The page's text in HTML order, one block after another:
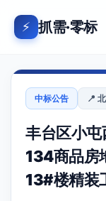
⚡ 抓需·零标
中标公告 📍
丰台区小
134商品房
13#楼精装